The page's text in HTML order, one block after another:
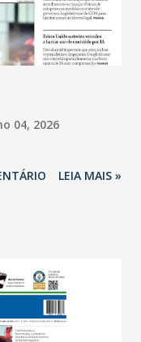
04, 2026
LEIA MAIS »